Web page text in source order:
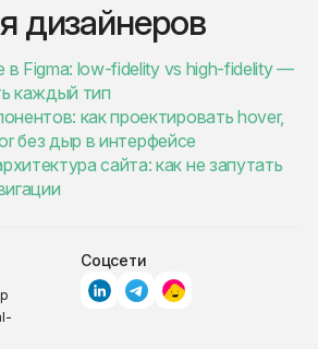
дизайнеров
в Figma: low-fidelity vs high-fidelity —
каждый тип
как проектировать hover,
без дыр в интерфейсе
сайта: как не запутать
Соцсети